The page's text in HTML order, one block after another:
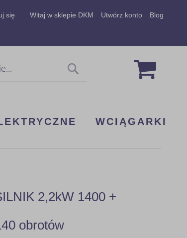
się Witaj w sklepie DKM Utwórz konto Blog
Mój
WCIĄGARKI
2,2kW 1400 +
obrotów